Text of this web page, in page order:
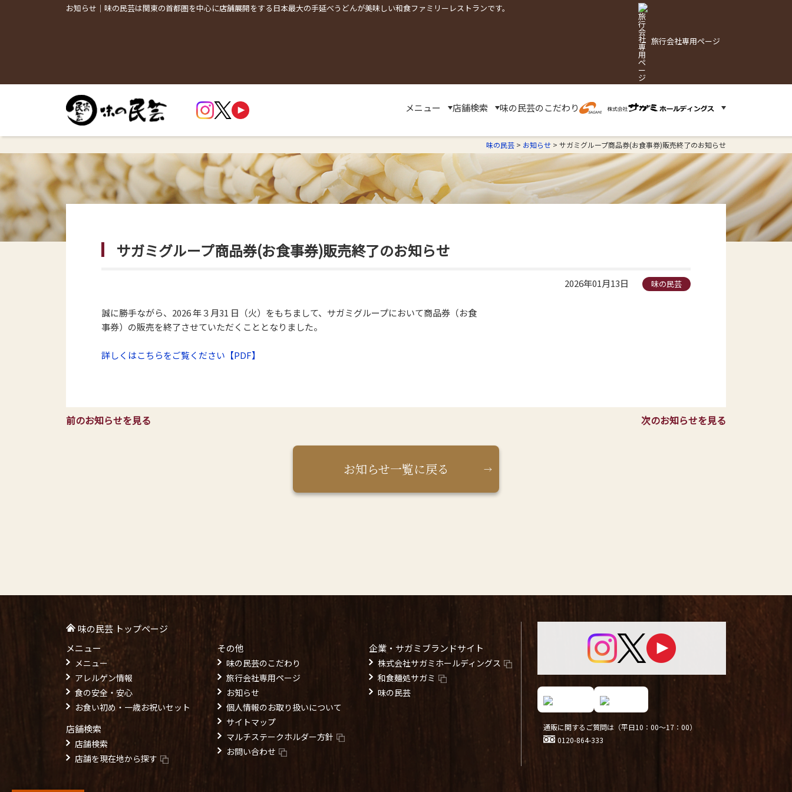
お知らせ｜味の民芸は関東の首都圏を中心に店舗展開をする日本最大の手延べうどんが美味しい和食ファミリーレストランです。
旅行会社専用ページ
メニュー 店舗検索 味の民芸のこだわり
味の民芸 > お知らせ > サガミグループ商品券(お食事券)販売終了のお知らせ
サガミグループ商品券(お食事券)販売終了のお知らせ
2026年01月13日 味の民芸
誠に勝手ながら、2026 年３月31 日（火）をもちまして、サガミグループにおいて商品券（お食
事券）の販売を終了させていただくこととなりました。
詳しくはこちらをご覧ください【PDF】
前のお知らせを見る 次のお知らせを見る
お知らせ一覧に戻る
味の民芸 トップページ
メニュー
メニュー
アレルゲン情報
食の安全・安心
お食い初め・一歳お祝いセット
店舗検索
店舗検索
店舗を現在地から探す
その他
味の民芸のこだわり
旅行会社専用ページ
お知らせ
個人情報のお取り扱いについて
サイトマップ
マルチステークホルダー方針
お問い合わせ
企業・サガミブランドサイト
株式会社サガミホールディングス
和食麺処サガミ
味の民芸
通販に関するご質問は（平日10：00～17：00）
0120-864-333